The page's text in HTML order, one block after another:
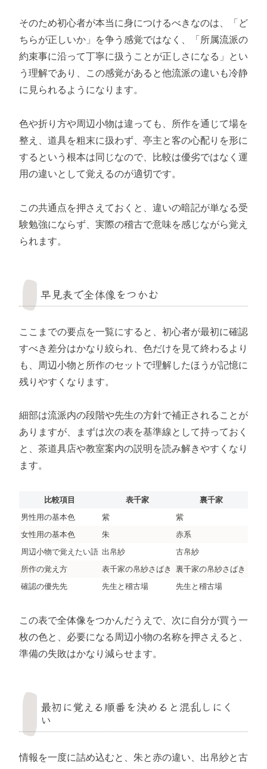
そのため初心者が本当に身につけるべきなのは、「ど
ちらが正しいか」を争う感覚ではなく、「所属流派の
約束事に沿って丁寧に扱うことが正しさになる」とい
う理解であり、この感覚があると他流派の違いも冷静
に見られるようになります。
色や折り方や周辺小物は違っても、所作を通じて場を
整え、道具を粗末に扱わず、亭主と客の心配りを形に
するという根本は同じなので、比較は優劣ではなく運
用の違いとして覚えるのが適切です。
この共通点を押さえておくと、違いの暗記が単なる受
験勉強にならず、実際の稽古で意味を感じながら覚え
られます。
早見表で全体像をつかむ
ここまでの要点を一覧にすると、初心者が最初に確認
すべき差分はかなり絞られ、色だけを見て終わるより
も、周辺小物と所作のセットで理解したほうが記憶に
残りやすくなります。
細部は流派内の段階や先生の方針で補正されることが
ありますが、まずは次の表を基準線として持っておく
と、茶道具店や教室案内の説明を読み解きやすくなり
ます。
比較項目 表千家
裏千家
男性用の基本色
紫
紫
女性用の基本色
朱
赤系
周辺小物で覚えたい語 出帛紗
古帛紗
所作の覚え方
表千家の帛紗さばき
裏千家の帛紗さばき
確認の優先先
先生と稽古場 先生と稽古場
この表で全体像をつかんだうえで、次に自分が買う一
枚の色と、必要になる周辺小物の名称を押さえると、
準備の失敗はかなり減らせます。
最初に覚える順番を決めると混乱しにく
い
情報を一度に詰め込むと、朱と赤の違い、出帛紗と古